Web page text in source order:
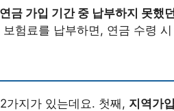
금 가입 기간 중 납부하지 못했
험료를 납부하면, 연금 수령
가지가 있는데요. 첫째, 지역가